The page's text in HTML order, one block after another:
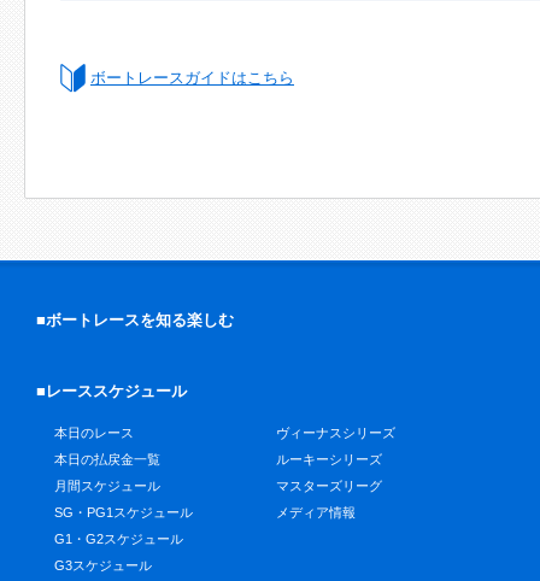
ボートレースガイドはこちら
■ボートレースを知る楽しむ
■レーススケジュール
本日のレース
本日の払戻金一覧
月間スケジュール
SG・PG1スケジュール
G1・G2スケジュール
G3スケジュール
ヴィーナスシリーズ
ルーキーシリーズ
マスターズリーグ
メディア情報